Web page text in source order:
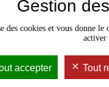
Gestion
des cookies et vous donne le
activer
accepter Tout